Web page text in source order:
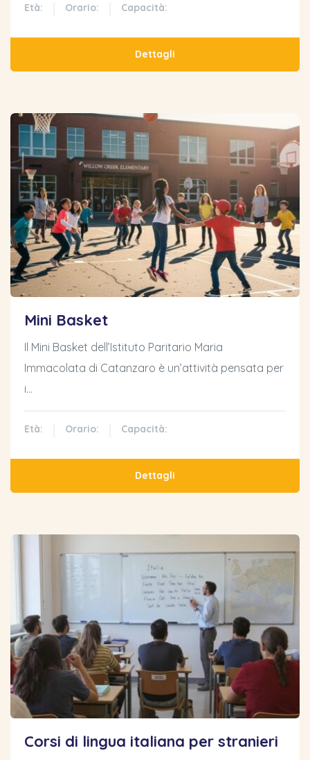
Età: Orario: Capacità:
Dettagli
Mini Basket
Il Mini Basket dell’Istituto Paritario Maria
Immacolata di Catanzaro è un’attività pensata per
i…
Età: Orario: Capacità:
Dettagli
Corsi di lingua italiana per stranieri